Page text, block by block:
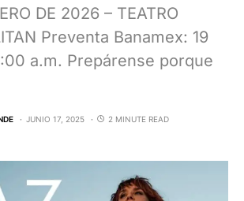
DE 2026 – TEATRO
Preventa Banamex: 19
a.m. Prepárense porque
JUNIO 17, 2025 2 MINUTE READ